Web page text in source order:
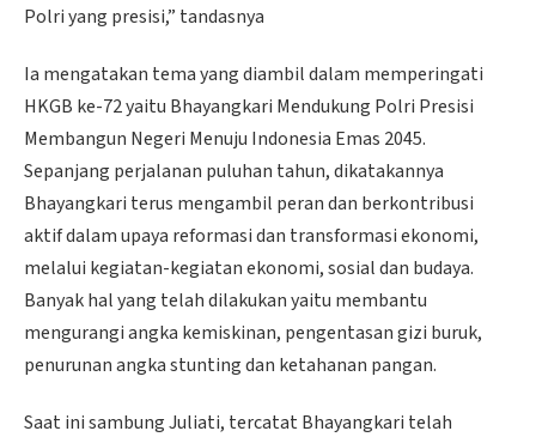
Polri yang presisi,” tandasnya
Ia mengatakan tema yang diambil dalam memperingati
HKGB ke-72 yaitu Bhayangkari Mendukung Polri Presisi
Membangun Negeri Menuju Indonesia Emas 2045.
Sepanjang perjalanan puluhan tahun, dikatakannya
Bhayangkari terus mengambil peran dan berkontribusi
aktif dalam upaya reformasi dan transformasi ekonomi,
melalui kegiatan-kegiatan ekonomi, sosial dan budaya.
Banyak hal yang telah dilakukan yaitu membantu
mengurangi angka kemiskinan, pengentasan gizi buruk,
penurunan angka stunting dan ketahanan pangan.
Saat ini sambung Juliati, tercatat Bhayangkari telah